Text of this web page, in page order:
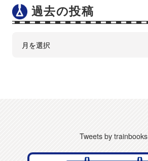
過去の投稿
Tweets by trainbooks